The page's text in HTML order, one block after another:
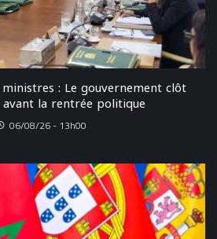
ministres : Le gouvernement clôt
la rentrée politique
06/08/26 - 13h00